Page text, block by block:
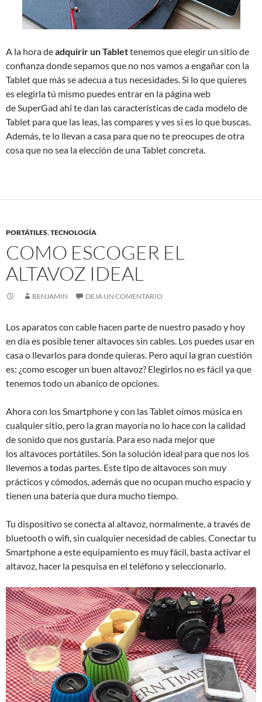
A la hora deadquirir un Tablettenemos que elegir un sitio de
confianza donde sepamos que no nos vamos a engañar con la
Tablet que más se adecua a tus necesidades. Si lo que quieres
es elegirla tú mismo puedes entrar en la página web
de SuperGad ahí te dan las características de cada modelo de
Tablet para que las leas, las compares y ves si es lo que buscas.
Además, te lo llevan a casa para que no te preocupes de otra
cosa que no sea la elección de una Tablet concreta.
PORTÁTILES,TECNOLOGÍA
COMO ESCOGER EL
ALTAVOZ IDEAL
BENJAMIN DEJA UN COMENTARIO
Los aparatos con cable hacen parte de nuestro pasado y hoy
en día es posible tener altavoces sin cables. Los puedes usar en
casa o llevarlos para donde quieras. Pero aquí la gran cuestión
es: ¿como escoger un buen altavoz? Elegirlos no es fácil ya que
tenemos todo un abanico de opciones.
Ahora con los Smartphone y con las Tablet oímos música en
cualquier sitio, pero la gran mayoría no lo hace con la calidad
de sonido que nos gustaría. Para eso nada mejor que
los altavoces portátiles. Son la solución ideal para que nos los
llevemos a todas partes. Este tipo de altavoces son muy
prácticos y cómodos, además que no ocupan mucho espacio y
tienen una batería que dura mucho tiempo.
Tu dispositivo se conecta al altavoz, normalmente, a través de
bluetooth o wifi, sin cualquier necesidad de cables. Conectar tu
Smartphone a este equipamiento es muy fácil, basta activar el
altavoz, hacer la pesquisa en el teléfono y seleccionarlo.